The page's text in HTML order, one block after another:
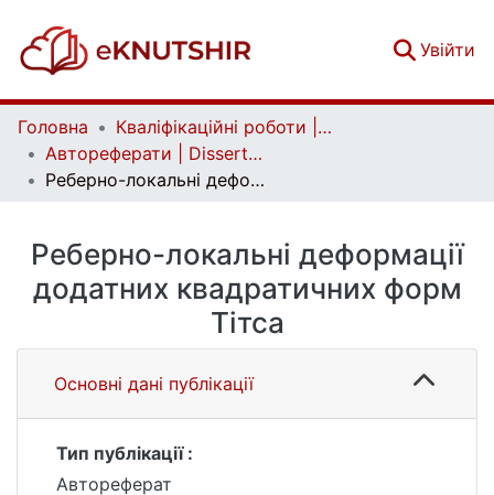
Увійти
Головна
Кваліфікаційні роботи | Qualifying works
Автореферати | Dissertation abstract
Реберно-локальні деформації додатних квадратичних форм Тітса
Реберно-локальні деформації
додатних квадратичних форм
Тітса
Основні дані публікації
Тип публікації :
Автореферат